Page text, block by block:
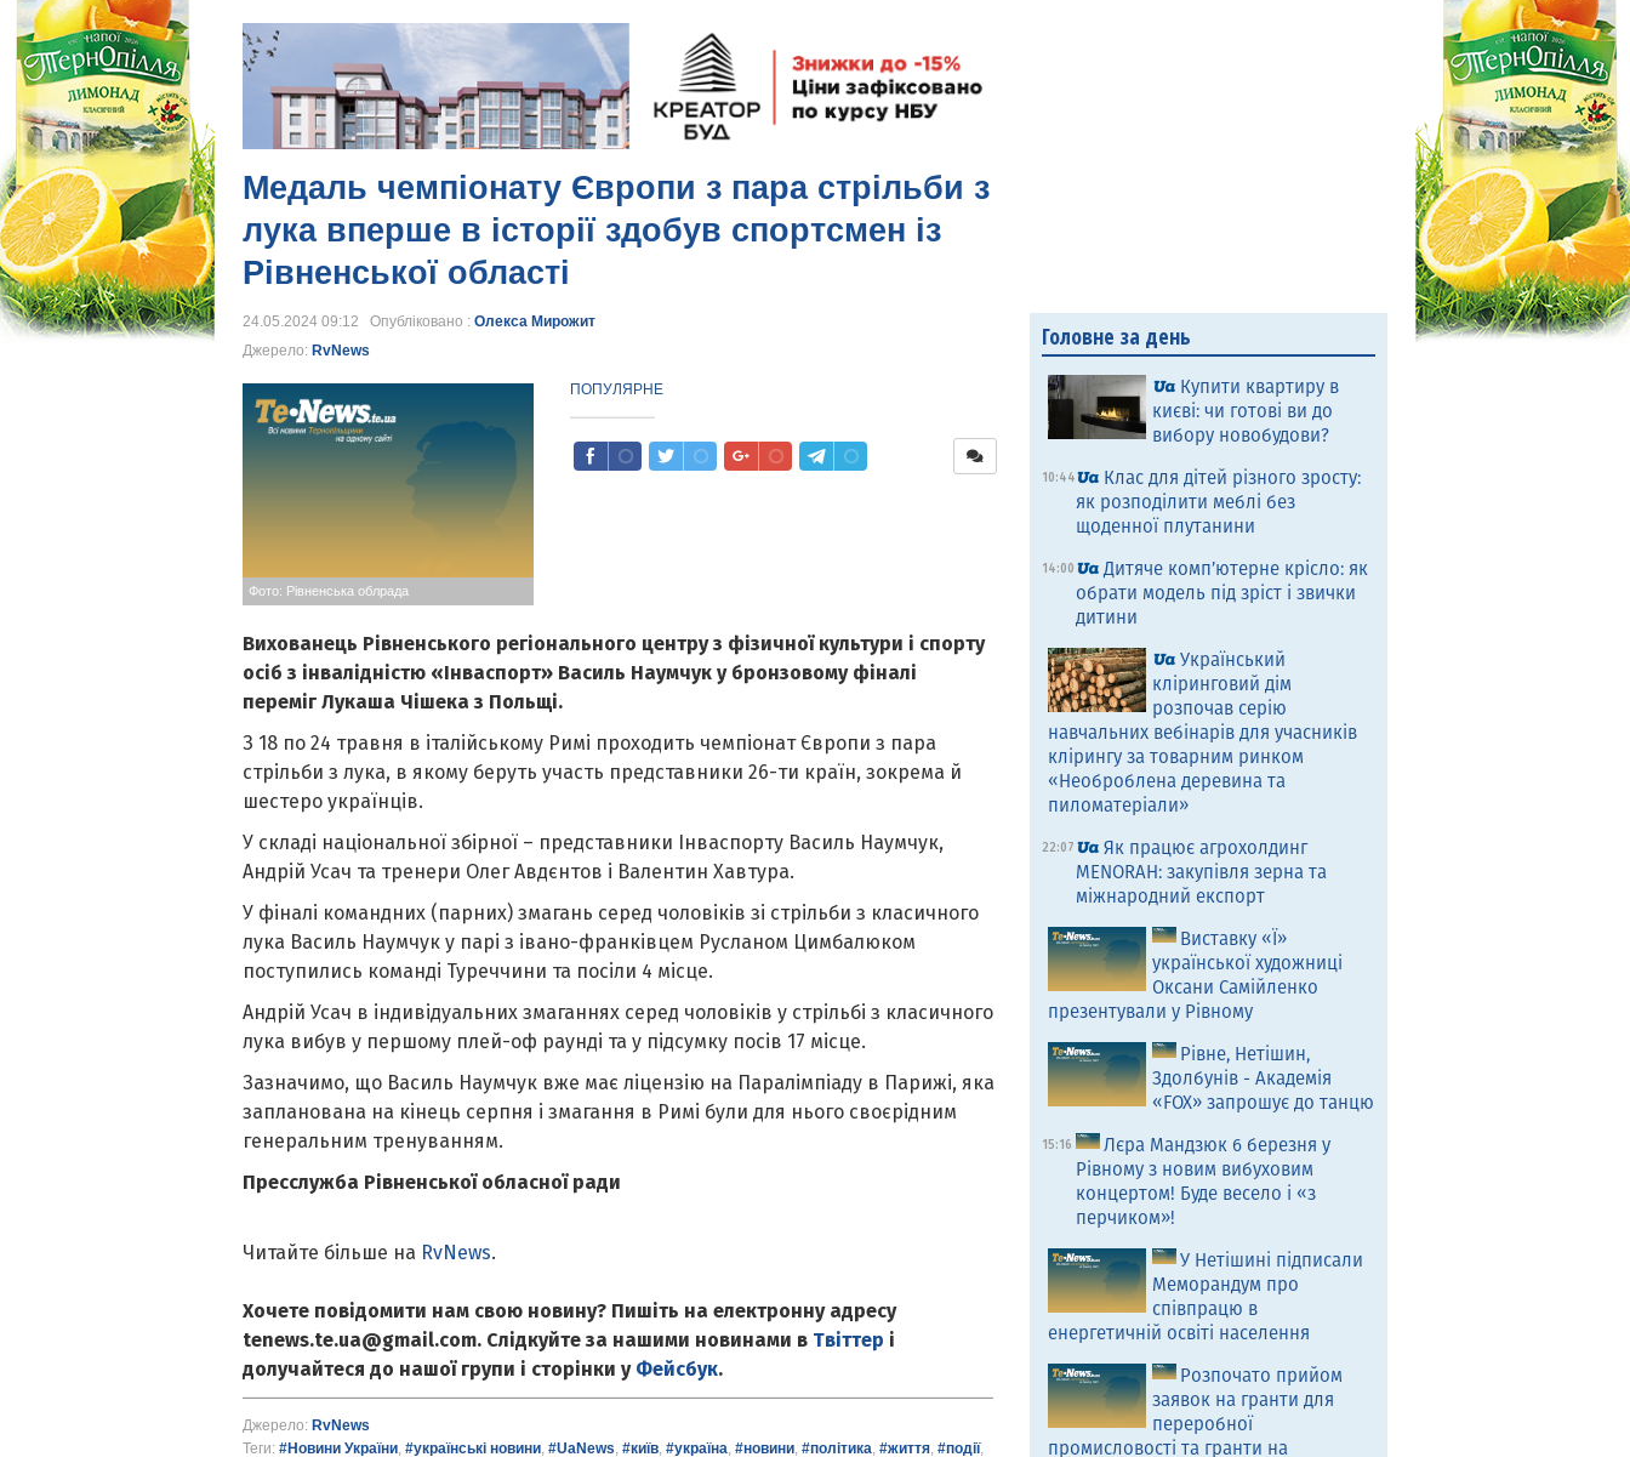
Медаль чемпіонату Європи з пара стрільби з
лука вперше в історії здобув спортсмен із
Рівненської області
24.05.2024 09:12 Опубліковано : Олекса Мирожит
Джерело: RvNews
Фото: Рівненська облрада
ПОПУЛЯРНЕ
Вихованець Рівненського регіонального центру з фізичної культури і спорту
осіб з інвалідністю «Інваспорт» Василь Наумчук у бронзовому фіналі
переміг Лукаша Чішека з Польщі.
З 18 по 24 травня в італійському Римі проходить чемпіонат Європи з пара
стрільби з лука, в якому беруть участь представники 26-ти країн, зокрема й
шестеро українців.
У складі національної збірної – представники Інваспорту Василь Наумчук,
Андрій Усач та тренери Олег Авдєнтов і Валентин Хавтура.
У фіналі командних (парних) змагань серед чоловіків зі стрільби з класичного
лука Василь Наумчук у парі з івано-франківцем Русланом Цимбалюком
поступились команді Туреччини та посіли 4 місце.
Андрій Усач в індивідуальних змаганнях серед чоловіків у стрільбі з класичного
лука вибув у першому плей-оф раунді та у підсумку посів 17 місце.
Зазначимо, що Василь Наумчук вже має ліцензію на Паралімпіаду в Парижі, яка
запланована на кінець серпня і змагання в Римі були для нього своєрідним
генеральним тренуванням.
Пресслужба Рівненської обласної ради
Читайте більше на RvNews.
Хочете повідомити нам свою новину? Пишіть на електронну адресу
tenews.te.ua@gmail.com. Слідкуйте за нашими новинами в Твіттер і
долучайтеся до нашої групи і сторінки у Фейсбук.
Джерело: RvNews
Теги: #Новини України, #українські новини, #UaNews, #київ, #україна, #новини, #політика, #життя, #події,
Головне за день
Купити квартиру в
києві: чи готові ви до
вибору новобудови?
10:44
Клас для дітей різного зросту:
як розподілити меблі без
щоденної плутанини
14:00
Дитяче комп’ютерне крісло: як
обрати модель під зріст і звички
дитини
Український
кліринговий дім
розпочав серію
навчальних вебінарів для учасників
клірингу за товарним ринком
«Необроблена деревина та
пиломатеріали»
22:07
Як працює агрохолдинг
MENORAH: закупівля зерна та
міжнародний експорт
Виставку «Ї»
української художниці
Оксани Самійленко
презентували у Рівному
Рівне, Нетішин,
Здолбунів - Академія
«FOX» запрошує до танцю
15:16
Лєра Мандзюк 6 березня у
Рівному з новим вибуховим
концертом! Буде весело і «з
перчиком»!
У Нетішині підписали
Меморандум про
співпрацю в
енергетичній освіті населення
Розпочато прийом
заявок на гранти для
переробної
промисловості та гранти на